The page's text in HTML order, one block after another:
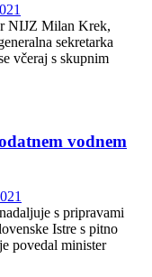
NIJZ Milan Krek,
sekretarka
včeraj s skupnim
vodnem
s pripravami
Istre s pitno
povedal minister